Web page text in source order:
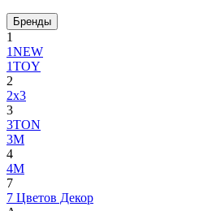
Бренды
1
1NEW
1TOY
2
2x3
3
3TON
3М
4
4M
7
7 Цветов Декор